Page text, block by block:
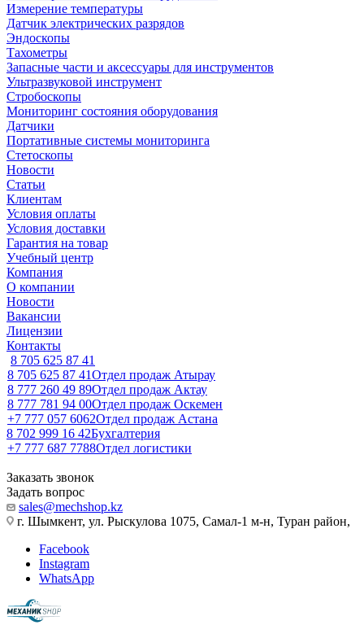
Измерение температуры
Датчик электрических разрядов
Эндоскопы
Тахометры
Запасные части и аксессуары для инструментов
Ультразвуковой инструмент
Стробоскопы
Мониторинг состояния оборудования
Датчики
Портативные системы мониторинга
Стетоскопы
Новости
Статьи
Клиентам
Условия оплаты
Условия доставки
Гарантия на товар
Учебный центр
Компания
О компании
Новости
Вакансии
Лицензии
Контакты
8 705 625 87 41
8 705 625 87 41Отдел продаж Атырау
8 777 260 49 89Отдел продаж Актау
8 777 781 94 00Отдел продаж Оскемен
+7 777 057 6062Отдел продаж Астана
8 702 999 16 42Бухгалтерия
+7 777 687 7788Отдел логистики
Заказать звонок
Задать вопрос
sales@mechshop.kz
г. Шымкент, ул. Рыскулова 1075, ​Самал-1 м-н, Туран район,
Facebook
Instagram
WhatsApp